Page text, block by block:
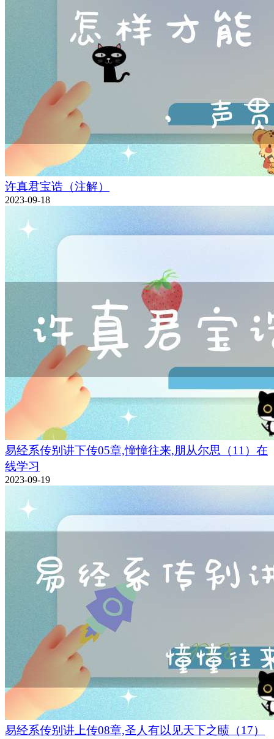
许真君宝诰（注解）
2023-09-18
易经系传别讲下传05章,憧憧往来,朋从尔思（11）在
线学习
2023-09-19
易经系传别讲上传08章,圣人有以见天下之赜（17）